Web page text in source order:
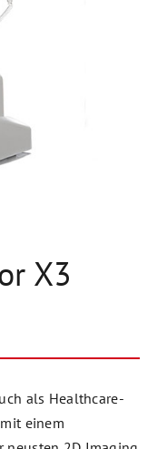
X3
als Healthcare-
einem